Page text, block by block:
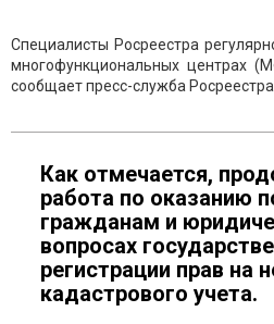
Специалисты Росреестра
многофункциональных центрах
сообщает пресс-служба
Как отмечается,
работа по оказанию
гражданам и
вопросах
регистрации прав на
кадастрового учета.